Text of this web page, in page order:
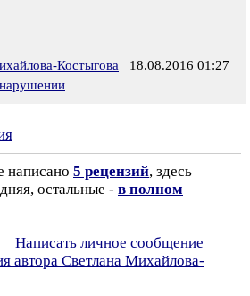
Костыгова 18.08.2016 01:27
написано 5 рецензий, здесь
остальные - в полном
Написать личное сообщение
автора Светлана Михайлова-